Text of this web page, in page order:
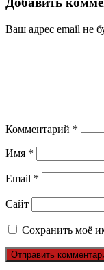
Ваш адрес email не
Комментарий *
Имя *
Email *
Сайт
Сохранить моё